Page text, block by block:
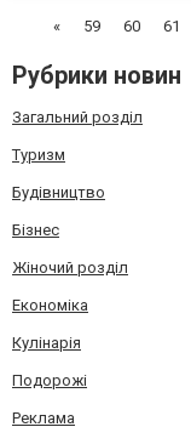
многокам...
« 59 60 61
Рубрики новин
Загальний розділ
Туризм
Будівництво
Бізнес
Жіночий розділ
Економіка
Кулінарія
Подорожі
Реклама